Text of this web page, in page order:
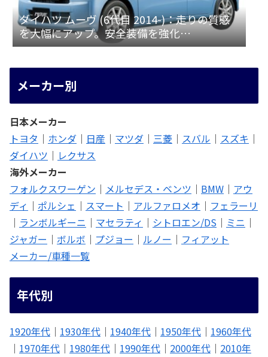
ダイハツ ムーヴ (6代目 2014-)：走りの質感
を大幅にアップ。安全装備を強化
[LA150/160S]
メーカー別
日本メーカー
トヨタ ｜ ホンダ ｜ 日産 ｜ マツダ ｜ 三菱 ｜ スバル ｜ スズキ ｜
ダイハツ ｜ レクサス
海外メーカー
フォルクスワーゲン ｜ メルセデス・ベンツ ｜ BMW ｜ アウ
ディ ｜ ポルシェ ｜ スマート ｜ アルファロメオ ｜ フェラーリ
｜ ランボルギーニ ｜ マセラティ ｜ シトロエン/DS ｜ ミニ ｜
ジャガー ｜ ボルボ ｜ プジョー ｜ ルノー ｜ フィアット
メーカー/車種一覧
年代別
1920年代 ｜ 1930年代 ｜ 1940年代 ｜ 1950年代 ｜ 1960年代
｜ 1970年代 ｜ 1980年代 ｜ 1990年代 ｜ 2000年代 ｜ 2010年